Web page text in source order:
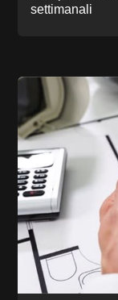
settimanali